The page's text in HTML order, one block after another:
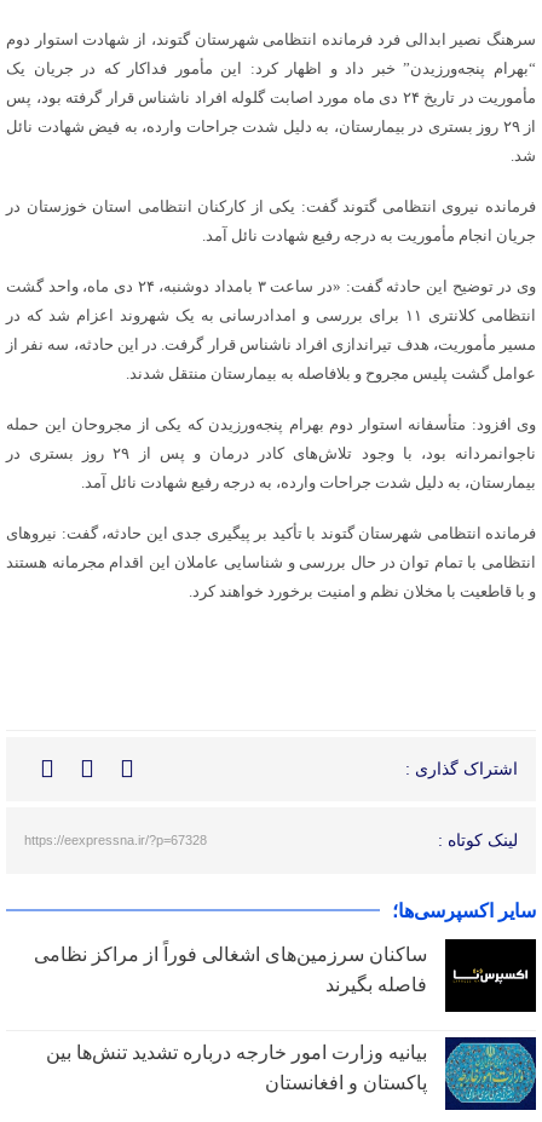
سرهنگ نصیر ابدالی فرد فرمانده انتظامی شهرستان گتوند، از شهادت استوار دوم
“بهرام پنجه‌ورزیدن” خبر داد و اظهار کرد: این مأمور فداکار که در جریان یک
مأموریت در تاریخ ۲۴ دی ماه مورد اصابت گلوله افراد ناشناس قرار گرفته بود، پس
از ۲۹ روز بستری در بیمارستان، به دلیل شدت جراحات وارده، به فیض شهادت نائل
شد.
فرمانده نیروی انتظامی گتوند گفت: یکی از کارکنان انتظامی استان خوزستان در
جریان انجام مأموریت به درجه رفیع شهادت نائل آمد.
وی در توضیح این حادثه گفت: «در ساعت ۳ بامداد دوشنبه، ۲۴ دی ماه، واحد گشت
انتظامی کلانتری ۱۱ برای بررسی و امدادرسانی به یک شهروند اعزام شد که در
مسیر مأموریت، هدف تیراندازی افراد ناشناس قرار گرفت. در این حادثه، سه نفر از
عوامل گشت پلیس مجروح و بلافاصله به بیمارستان منتقل شدند.
وی افزود: متأسفانه استوار دوم بهرام پنجه‌ورزیدن که یکی از مجروحان این حمله
ناجوانمردانه بود، با وجود تلاش‌های کادر درمان و پس از ۲۹ روز بستری در
بیمارستان، به دلیل شدت جراحات وارده، به درجه رفیع شهادت نائل آمد.
فرمانده انتظامی شهرستان گتوند با تأکید بر پیگیری جدی این حادثه، گفت: نیروهای
انتظامی با تمام توان در حال بررسی و شناسایی عاملان این اقدام مجرمانه هستند
و با قاطعیت با مخلان نظم و امنیت برخورد خواهند کرد.
اشتراک گذاری :
لینک کوتاه : https://eexpressna.ir/?p=67328
سایر اکسپرسی‌ها؛
ساکنان سرزمین‌های اشغالی فوراً از مراکز نظامی
فاصله بگیرند
بیانیه وزارت امور خارجه درباره تشدید تنش‌ها بین
پاکستان و افغانستان